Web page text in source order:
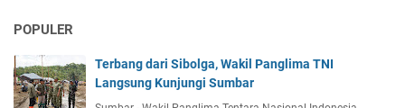
POPULER
Terbang dari Sibolga, Wakil Panglima TNI
Langsung Kunjungi Sumbar